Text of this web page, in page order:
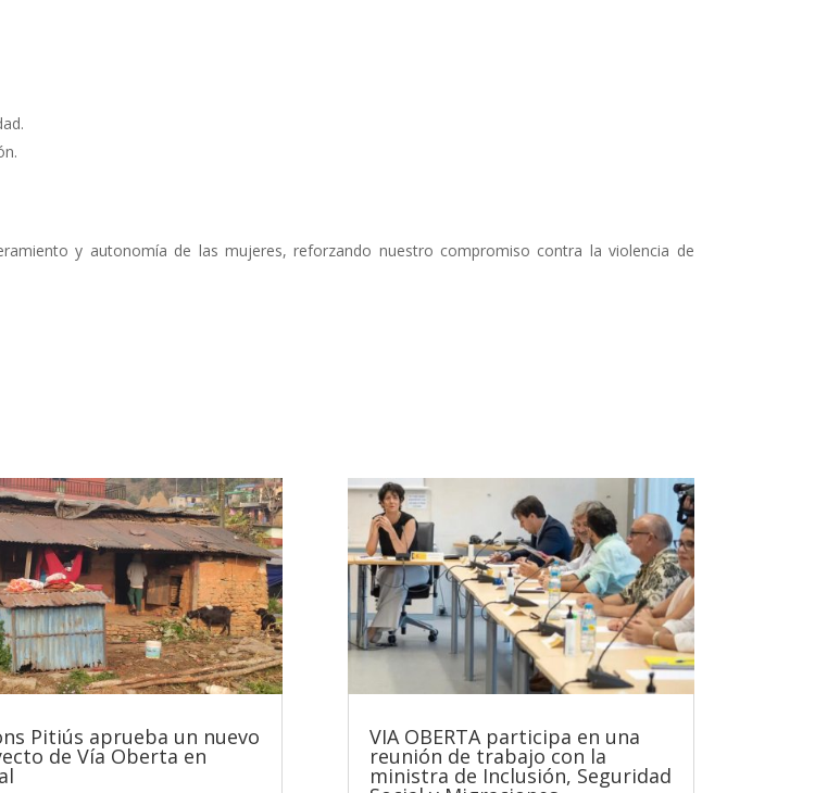
y autonomía de las mujeres, reforzando nuestro compromiso contra la violencia de
Pitiús aprueba un nuevo
de Vía Oberta en
VIA OBERTA participa en una
reunión de trabajo con la
ministra de Inclusión, Seguridad